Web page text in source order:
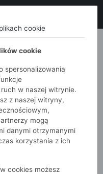
słomkowy z frędzlami
cookie
cookie
spersonalizowania
w naszej witrynie.
z naszej witryny,
mogą
danymi otrzymanymi
korzystania z ich
cookies możesz